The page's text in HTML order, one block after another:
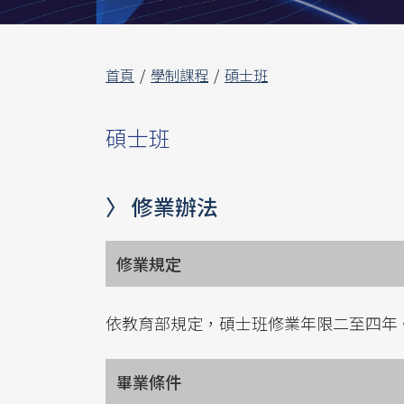
首頁 學制課程 碩士班
碩士班
〉 修業辦法
修業規定
依教育部規定，碩士班修業年限二至四年
畢業條件